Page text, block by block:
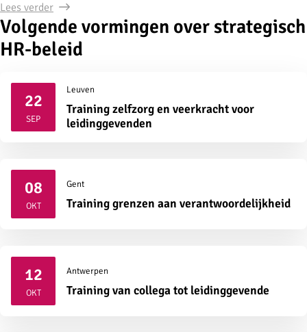
Lees verder
Volgende vormingen over strategisch
HR-beleid
22
SEP2026
Leuven
Training zelfzorg en veerkracht voor
leidinggevenden
08
OKT2026
Gent
Training grenzen aan verantwoordelijkheid
12
OKT2026
Antwerpen
Training van collega tot leidinggevende